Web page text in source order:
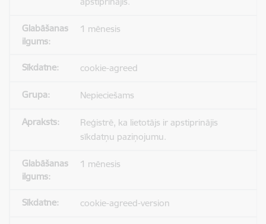
1 mēnesis
cookie-agreed
Nepieciešams
Reģistrē, ka lietotājs ir apstiprinājis
sīkdatņu paziņojumu.
1 mēnesis
cookie-agreed-version